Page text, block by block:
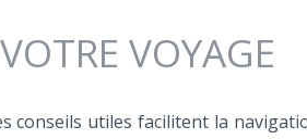
VOYAGE
conseils utiles facilitent la